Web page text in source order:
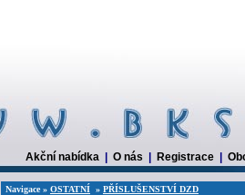
Akční nabídka O nás Registrace
Navigace » OSTATNÍ » PŘÍSLUŠENSTVÍ DZD